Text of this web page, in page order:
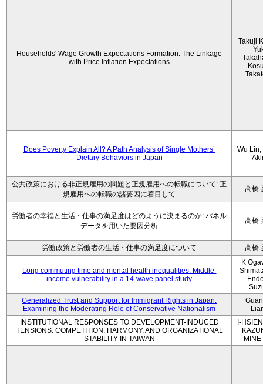
Households' Wage Growth Expectations Formation: The Linkage
with Price Inflation Expectations
Takuji
Does Poverty Explain All? A Path Analysis of Single Mothers’
Dietary Behaviors in Japan
Wu Lin,
公共政策における非正規雇用の問題と正規雇用への転職について: 正
規雇用への転職の諸要因に着目して
高橋
労働者の幸福と生活・仕事の満足度はどのように決まるのか: パネル
データを用いた要因分析
高橋
労働政策と労働者の生活・仕事の満足度について 高橋
Long commuting time and mental health inequalities: Middle-
income vulnerability in a 14-wave panel study
K
Generalized Trust and Support for Immigrant Rights in Japan:
Examining the Moderating Role of Conservative Nationalism
INSTITUTIONAL RESPONSES TO DEVELOPMENT-INDUCED
TENSIONS: COMPETITION, HARMONY, AND ORGANIZATIONAL
STABILITY IN TAIWAN
I-